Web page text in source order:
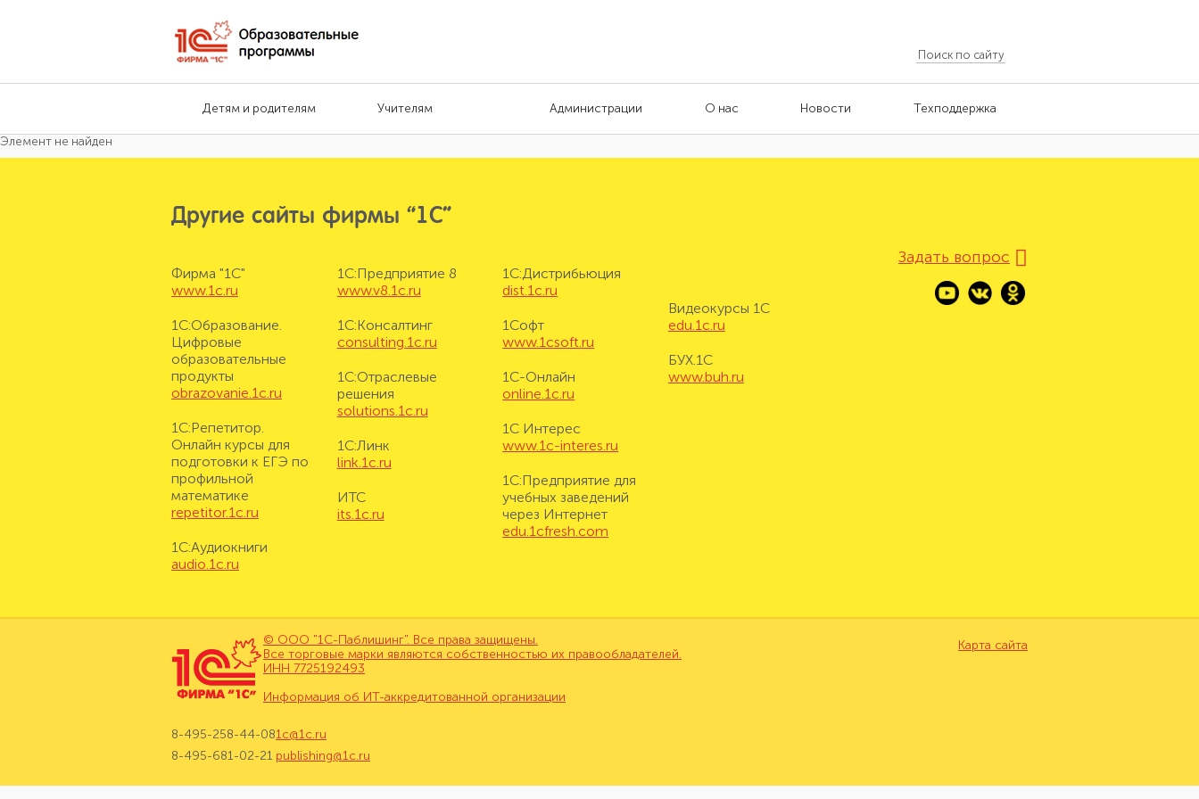
Детям и родителям Учителям Администрации О нас Новости Техподдержка
Элемент не найден
Другие сайты фирмы “1С”
Фирма "1С"
www.1c.ru
1С:Образование.
Цифровые
образовательные
продукты
obrazovanie.1c.ru
1С:Репетитор.
Онлайн курсы для
подготовки к ЕГЭ по
профильной
математике
repetitor.1c.ru
1С:Аудиокниги
audio.1c.ru
1С:Предприятие 8
www.v8.1c.ru
1С:Консалтинг
consulting.1c.ru
1С:Отраслевые
решения
solutions.1c.ru
1С:Линк
link.1c.ru
ИТС
its.1c.ru
1С:Дистрибьюция
dist.1c.ru
1Софт
www.1csoft.ru
1С-Онлайн
online.1c.ru
1С Интерес
www.1c-interes.ru
1С:Предприятие для
учебных заведений
через Интернет
edu.1cfresh.com
Видеокурсы 1С
edu.1c.ru
БУХ.1С
www.buh.ru
Задать вопрос
© ООО "1С-Паблишинг". Все права защищены.
Все торговые марки являются собственностью их правообладателей.
ИНН 7725192493
Информация об ИТ-аккредитованной организации
Карта сайта
8-495-258-44-08
8-495-681-02-21
1c@1c.ru
publishing@1c.ru